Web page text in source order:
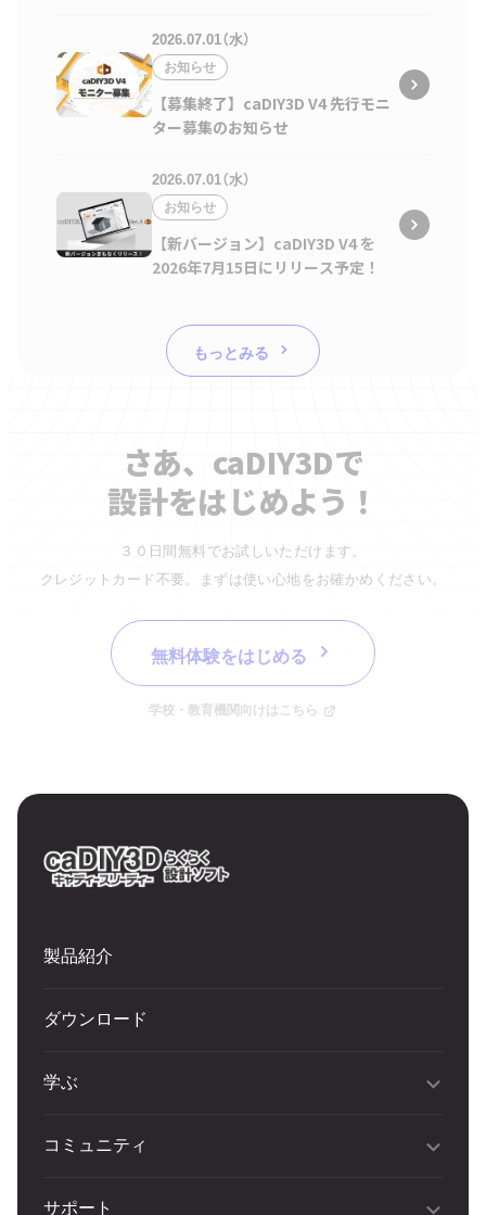
2026.07.01（水）
お知らせ
【募集終了】caDIY3D V4 先行モニ
ター募集のお知らせ
2026.07.01（水）
お知らせ
【新バージョン】caDIY3D V4 を
2026年7月15日にリリース予定！
もっとみる
さあ、caDIY3Dで
設計をはじめよう！
３０日間無料でお試しいただけます。
クレジットカード不要。まずは使い心地をお確かめください。
無料体験をはじめる
学校・教育機関向けはこちら
製品紹介
ダウンロード
学ぶ
コミュニティ
サポート